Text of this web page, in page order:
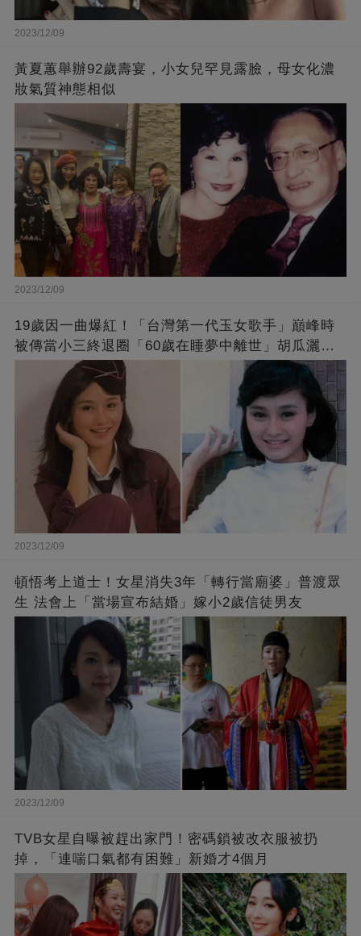
2023/12/09
黃夏蕙舉辦92歲壽宴，小女兒罕見露臉，母女化濃
妝氣質神態相似
2023/12/09
19歲因一曲爆紅！「台灣第一代玉女歌手」巔峰時
被傳當小三終退圈「60歲在睡夢中離世」胡瓜灑淚
2023/12/09
頓悟考上道士！女星消失3年「轉行當廟婆」普渡眾
生 法會上「當場宣布結婚」嫁小2歲信徒男友
2023/12/09
TVB女星自曝被趕出家門！密碼鎖被改衣服被扔
掉，「連喘口氣都有困難」新婚才4個月